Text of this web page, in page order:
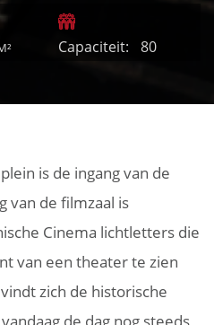
Capaciteit: 80
is de ingang van de
van de filmzaal is
Cinema lichtletters die
van een theater te zien
zich de historische